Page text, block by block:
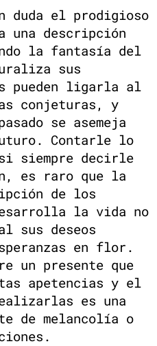
duda el prodigioso
una descripción
la fantasía del
sus
pueden ligarla al
conjeturas, y
se asemeja
Contarle lo
siempre decirle
es raro que la
de los
la vida no
sus deseos
en flor.
un presente que
apetencias y el
es una
de melancolía o